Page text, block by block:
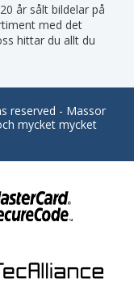
år sålt bildelar på
med det
hittar du allt du
reserved - Massor
mycket mycket